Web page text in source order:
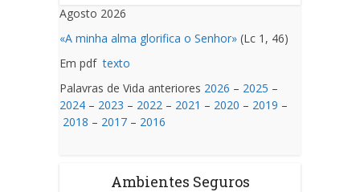
Agosto 2026
«A minha alma glorifica o Senhor» (Lc 1, 46)
Em pdftexto
Palavras de Vida anteriores 2026 – 2025 –
2024 – 2023 – 2022 – 2021 – 2020 – 2019 –
2018 – 2017 – 2016
Ambientes Seguros